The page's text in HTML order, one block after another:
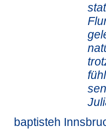
baptisteh